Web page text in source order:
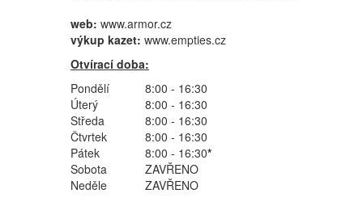
web: www.armor.cz
výkup kazet: www.empties.cz
Otvírací doba:
Pondělí
8:00 - 16:30
Úterý
8:00 - 16:30
Středa
8:00 - 16:30
Čtvrtek
8:00 - 16:30
Pátek
8:00 - 16:30*
Sobota
ZAVŘENO
Neděle
ZAVŘENO